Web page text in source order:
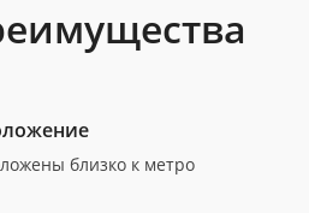
близко к метро